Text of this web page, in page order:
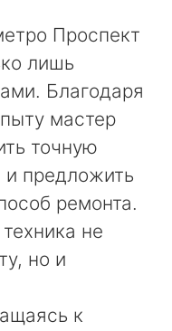
Проспект
лишь
Благодаря
мастер
точную
и предложить
ремонта.
не
но и
к